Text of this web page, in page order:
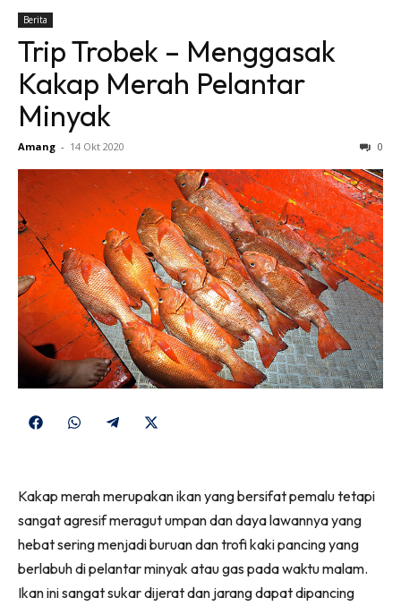
Berita
Trip Trobek – Menggasak
Kakap Merah Pelantar
Minyak
Amang - 14 Okt 2020 0
Share
Share
Share
(Twitter)
Kakap merah merupakan ikan yang bersifat pemalu tetapi
sangat agresif meragut umpan dan daya lawannya yang
hebat sering menjadi buruan dan trofi kaki pancing yang
berlabuh di pelantar minyak atau gas pada waktu malam.
Ikan ini sangat sukar dijerat dan jarang dapat dipancing